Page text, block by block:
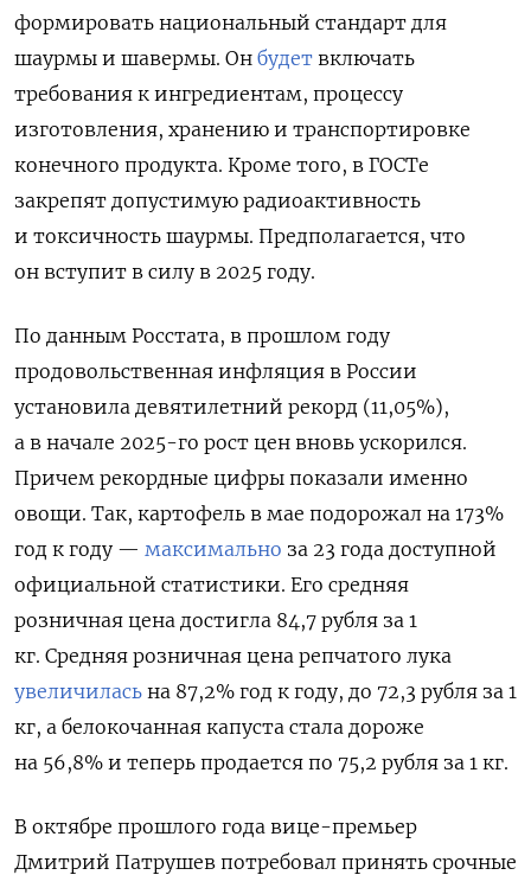
формировать национальный стандарт для
шаурмы и шавермы. Он будет включать
требования к ингредиентам, процессу
изготовления, хранению и транспортировке
конечного продукта. Кроме того, в ГОСТе
закрепят допустимую радиоактивность
и токсичность шаурмы. Предполагается, что
он вступит в силу в 2025 году.
По данным Росстата, в прошлом году
продовольственная инфляция в России
установила девятилетний рекорд (11,05%),
а в начале 2025-го рост цен вновь ускорился.
Причем рекордные цифры показали именно
овощи. Так, картофель в мае подорожал на 173%
год к году — максимально за 23 года доступной
официальной статистики. Его средняя
розничная цена достигла 84,7 рубля за 1
кг. Средняя розничная цена репчатого лука
увеличилась на 87,2% год к году, до 72,3 рубля за 1
кг, а белокочанная капуста стала дороже
на 56,8% и теперь продается по 75,2 рубля за 1 кг.
В октябре прошлого года вице-премьер
Дмитрий Патрушев потребовал принять срочные